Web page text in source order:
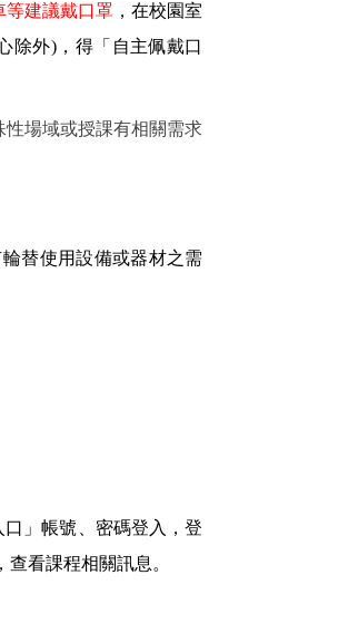
等建議戴口罩 ，在校園室
除外)，得「自主佩戴口
場域或授課有相關需求
替使用設備或器材之需
口」帳號、密碼登入，登
看課程相關訊息。